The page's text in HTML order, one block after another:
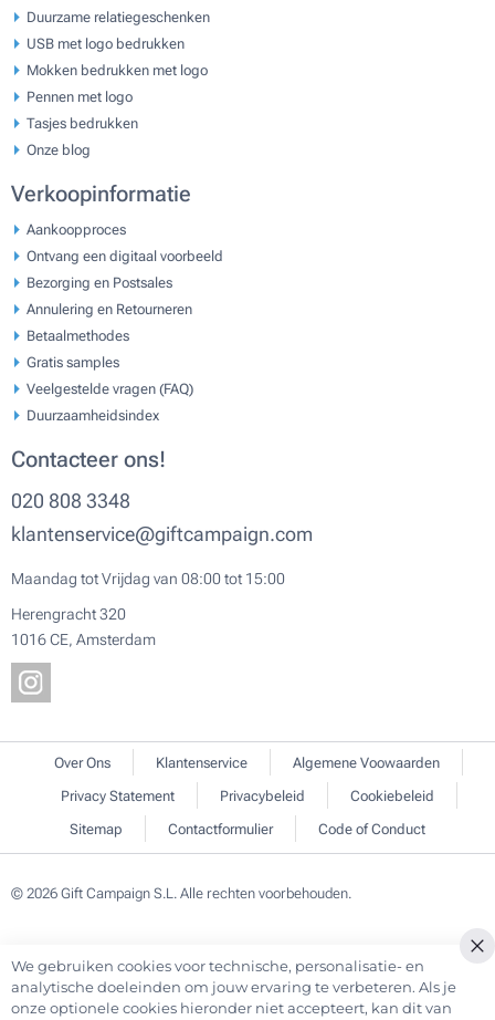
Duurzame relatiegeschenken
USB met logo bedrukken
Mokken bedrukken met logo
Pennen met logo
Tasjes bedrukken
Onze blog
Verkoopinformatie
Aankoopproces
Ontvang een digitaal voorbeeld
Bezorging en Postsales
Annulering en Retourneren
Betaalmethodes
Gratis samples
Veelgestelde vragen (FAQ)
Duurzaamheidsindex
Contacteer ons!
020 808 3348
klantenservice@giftcampaign.com
Maandag tot Vrijdag van 08:00 tot 15:00
Herengracht 320
1016 CE, Amsterdam
Over Ons Klantenservice
Algemene Voowaarden
Privacy Statement
Privacybeleid
Cookiebeleid
Sitemap
Contactformulier Code of Conduct
© 2026 Gift Campaign S.L. Alle rechten voorbehouden.
We gebruiken cookies voor technische, personalisatie- en
analytische doeleinden om jouw ervaring te verbeteren. Als je
onze optionele cookies hieronder niet accepteert, kan dit van